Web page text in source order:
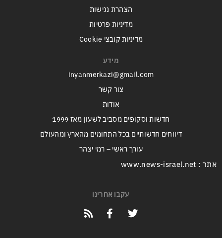
הצהרת נגישות
מדיניות פרטיות
מדיניות קובצי Cookie
מידע
inyanmerkazi@gmail.com
צור קשר
אודות
חדשות וסקופים מסביב לשעון מאז 1999
דיווחים חדשותיים בכל התחומים מהארץ ומהעולם
עורך ראשי – רמי יצהר
אתר : www.news-israel.net
עקבו אחרינו